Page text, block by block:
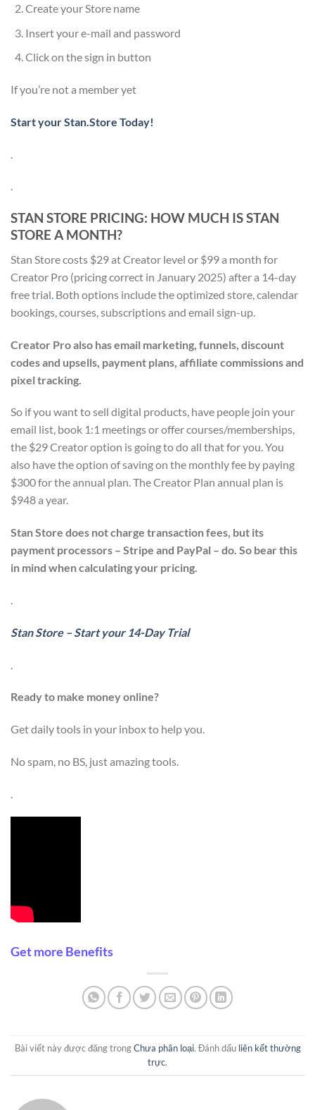
Create your Store name
Insert your e-mail and password
Click on the sign in button
If you’re not a member yet
Start your Stan.Store Today!
.
STAN STORE PRICING: HOW MUCH IS STAN
STORE A MONTH?
Stan Store costs $29 at Creator level or $99 a month for
Creator Pro (pricing correct in January 2025) after a 14-day
free trial Both options include the optimized store, calendar
bookings, courses, subscriptions and email sign-up.
Creator Pro also has email marketing, funnels, discount
codes and upsells, payment plans, affiliate commissions and
pixel tracking.
So if you want to sell digital products, have people join your
email list, book 1:1 meetings or offer courses/memberships,
the $29 Creator option is going to do all that for you. You
also have the option of saving on the monthly fee by paying
$300 for the annual plan. The Creator Plan annual plan is
$948 a year.
Stan Store does not charge transaction fees, but its
payment processors – Stripe and PayPal – do. So bear this
in mind when calculating your pricing.
.
Stan Store – Start your 14-Day Trial
Ready to make money online?
Get daily tools in your inbox to help you.
No spam, no BS, just amazing tools.
Get more Benefits
Bài viết này được đăng trongChưa phân loại. Đánh dấu liên kết thường
trực.